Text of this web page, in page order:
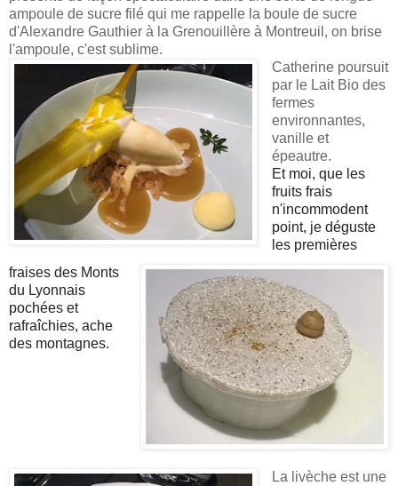
ampoule de sucre filé qui me rappelle la boule de sucre
d'Alexandre Gauthier à la Grenouillère à Montreuil, on brise
l'ampoule, c'est sublime.
Catherine poursuit
par le Lait Bio des
fermes
environnantes,
vanille et
épeautre.
Et moi, que les
fruits frais
n'incommodent
point, je déguste
les premières
fraises des Monts
du Lyonnais
pochées et
rafraîchies, ache
des montagnes.
La livèche est une